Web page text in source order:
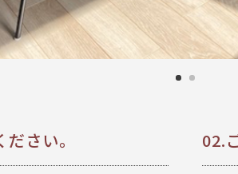
さい。 02.